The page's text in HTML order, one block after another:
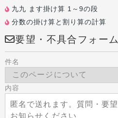
九九 ます掛け算 1～9の段
分数の掛け算と割り算の計算
要望・不具合フォーム
件名
内容